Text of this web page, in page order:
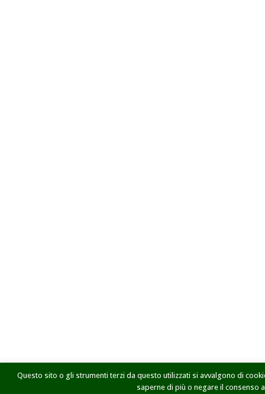
Questo sito o gli strumenti terzi da questo utilizzati si avvalgono di
saperne di più o negare il consenso